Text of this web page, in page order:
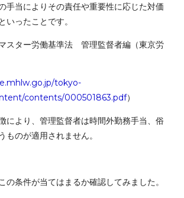
手当によりその責任や重要性に応じた対価
いったことです。
マスター労働基準法 管理監督者編（東京労
tokyo-
contents/000501863.pdf）
より、管理監督者は時間外勤務手当、俗
ものが適用されません。
条件が当てはまるか確認してみました。